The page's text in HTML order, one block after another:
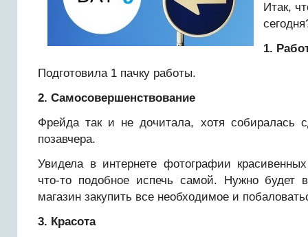
Итак,
1.
Подготовила 1 пачку работы.
2. Самосовершенствование
Фрейда так и не дочитала, хотя собиралась
позавчера.
Увидела в интернете фотографии красивенных
что-то подобное испечь самой. Нужно
магазин закупить все необходимое и
3. Красота